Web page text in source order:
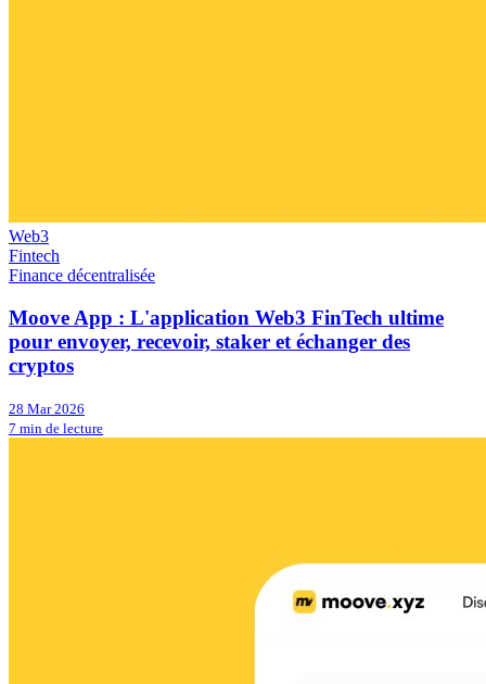
Web3
Fintech
Finance décentralisée
Moove App : L'application Web3 FinTech ultime
pour envoyer, recevoir, staker et échanger des
cryptos
28 Mar 2026
7 min de lecture